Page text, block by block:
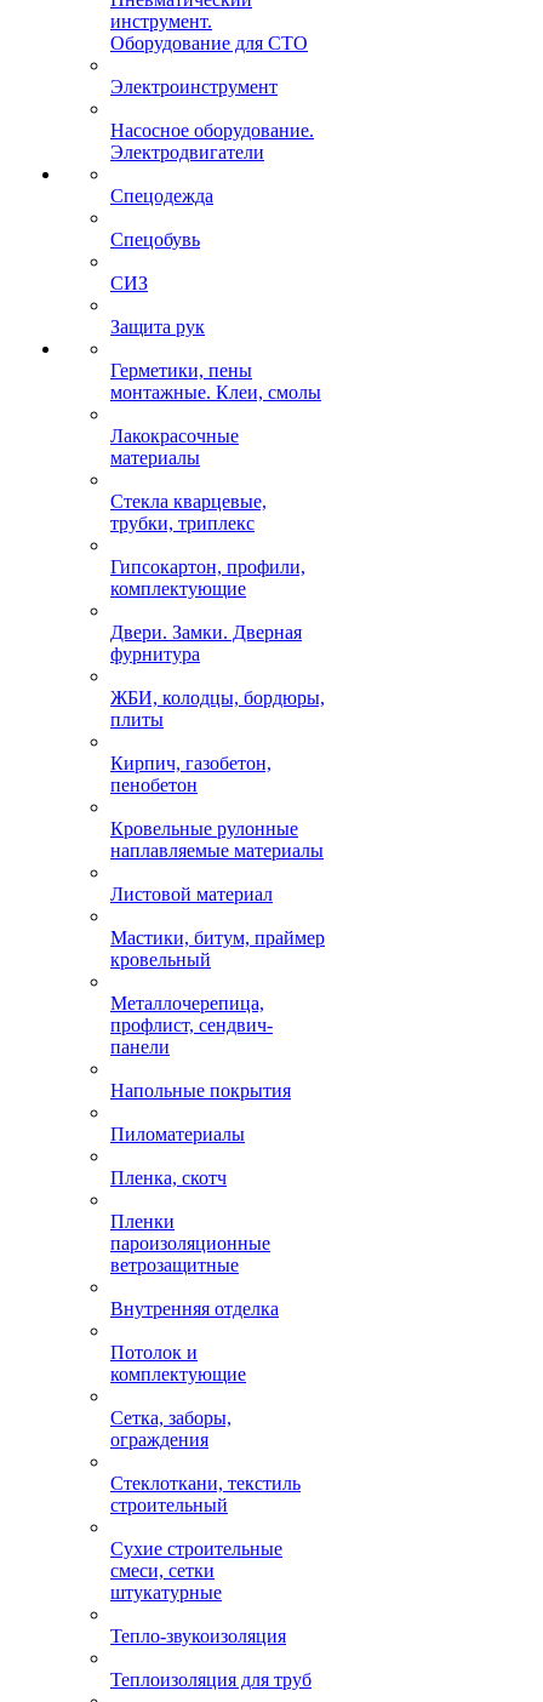
инструмент.
Оборудование для СТО
Электроинструмент
Насосное оборудование.
Электродвигатели
Спецодежда
Спецобувь
СИЗ
Защита рук
Герметики, пены
монтажные. Клеи, смолы
Лакокрасочные
материалы
Стекла кварцевые,
трубки, триплекс
Гипсокартон, профили,
комплектующие
Двери. Замки. Дверная
фурнитура
ЖБИ, колодцы, бордюры,
плиты
Кирпич, газобетон,
пенобетон
Кровельные рулонные
наплавляемые материалы
Листовой материал
Мастики, битум, праймер
кровельный
Металлочерепица,
профлист, сендвич-
панели
Напольные покрытия
Пиломатериалы
Пленка, скотч
Пленки
пароизоляционные
ветрозащитные
Внутренняя отделка
Потолок и
комплектующие
Сетка, заборы,
ограждения
Стеклоткани, текстиль
строительный
Сухие строительные
смеси, сетки
штукатурные
Тепло-звукоизоляция
Теплоизоляция для труб